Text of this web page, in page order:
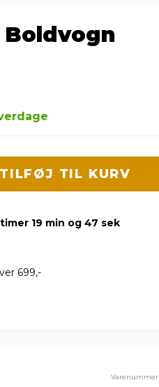
Boldvogn
TILFØJ TIL KURV
19 min og 46 sek
699,-
Varenummer